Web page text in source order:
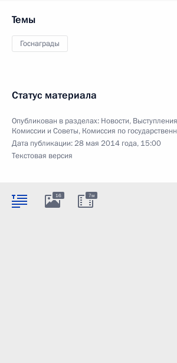
Темы
Госнаграды
Статус материала
Опубликован в разделах: Новости,
Комиссии и Советы, Комиссия по
Дата публикации:28 мая 2014 года, 15:00
Текстовая версия
16 7м